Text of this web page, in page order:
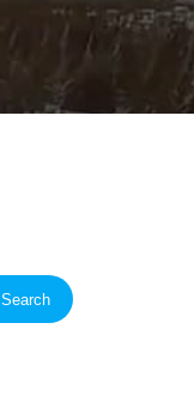
Search